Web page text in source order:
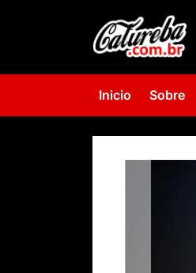
Inicio Sobre